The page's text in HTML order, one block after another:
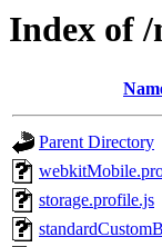
Index of
Parent Directory
storage.profile.js